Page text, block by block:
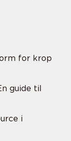
for krop
guide til
i